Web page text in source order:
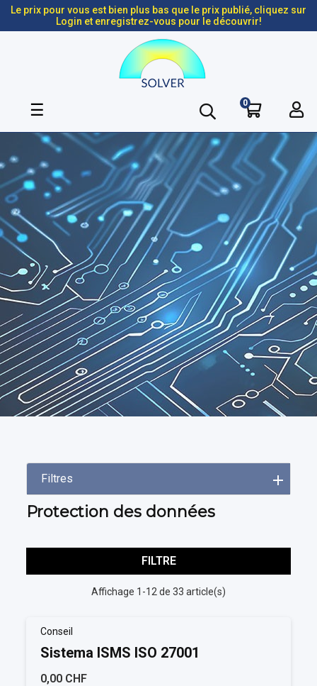
Le prix pour vous est bien plus bas que le prix publié, cliquez sur
Login et enregistrez-vous pour le découvrir!
Basculer
navigation
☰ 0
Filtres
Protection des données
FILTRE
Affichage 1-12 de 33 article(s)
Conseil
Sistema ISMS ISO 27001
0,00 CHF